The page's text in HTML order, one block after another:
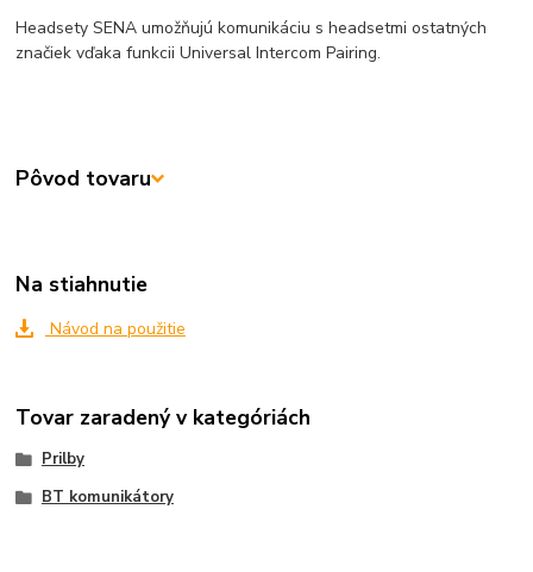
Headsety SENA umožňujú komunikáciu s headsetmi ostatných
značiek vďaka funkcii Universal Intercom Pairing.
Pôvod tovaru
Na stiahnutie
Návod na použitie
Tovar zaradený v kategóriách
Prilby
BT komunikátory